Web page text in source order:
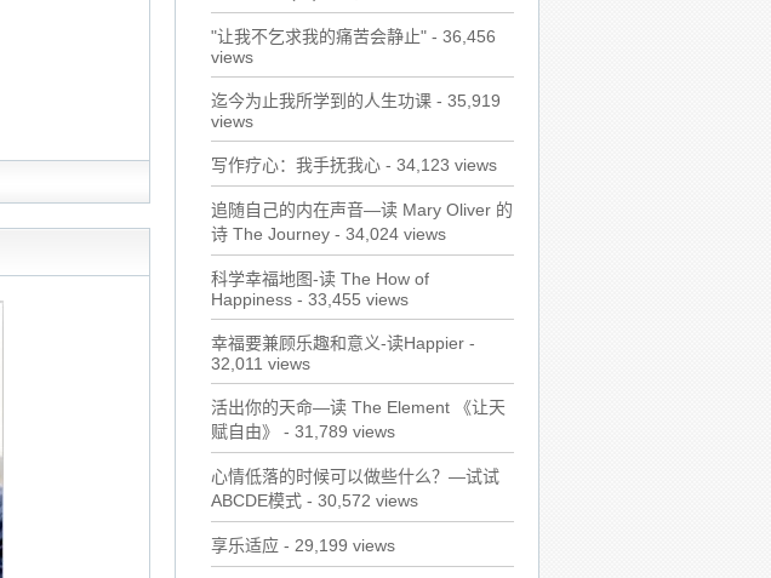
"让我不乞求我的痛苦会静止" - 36,456
views
迄今为止我所学到的人生功课 - 35,919
views
写作疗心：我手抚我心 - 34,123 views
追随自己的内在声音—读 Mary Oliver 的
诗 The Journey - 34,024 views
科学幸福地图-读 The How of
Happiness - 33,455 views
幸福要兼顾乐趣和意义-读Happier -
32,011 views
活出你的天命—读 The Element 《让天
赋自由》
- 31,789 views
心情低落的时候可以做些什么？—试试
ABCDE模式 - 30,572 views
享乐适应 - 29,199 views